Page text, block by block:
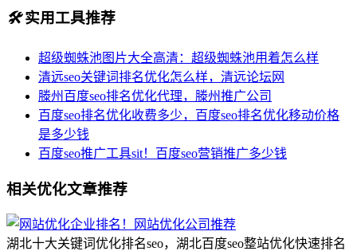
🛠️实用工具推荐
超级蜘蛛池图片大全高清：超级蜘蛛池用着怎么样
清远seo关键词排名优化怎么样，清远论坛网
滕州百度seo排名优化代理，滕州推广公司
百度seo排名优化收费多少，百度seo排名优化移动价格
是多少钱
百度seo推广工具sit！百度seo营销推广多少钱
相关优化文章推荐
湖北十大关键词优化排名seo，湖北百度seo整站优化快速排名